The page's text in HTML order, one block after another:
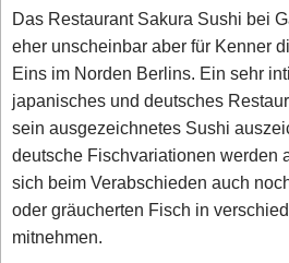
Das Restaurant Sakura Sushi bei
eher unscheinbar aber für Kenner
Eins im Norden Berlins. Ein sehr
japanisches und deutsches
sein ausgezeichnetes Sushi
deutsche Fischvariationen werden
sich beim Verabschieden auch
oder gräucherten Fisch in
mitnehmen.